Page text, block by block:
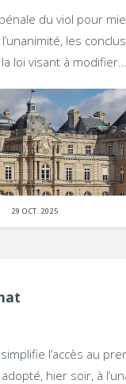
du viol pour
les
loi visant à
29 OCT. 2025
l’accès au
hier soir, à